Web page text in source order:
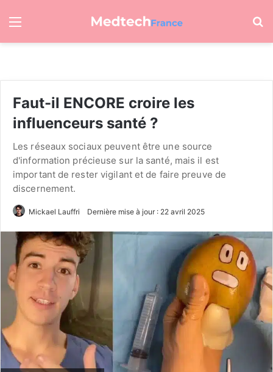
Menu
Faut-il ENCORE croire les
influenceurs santé ?
Les réseaux sociaux peuvent être une source
d'information précieuse sur la santé, mais il est
important de rester vigilant et de faire preuve de
discernement.
Mickael Lauffri Dernière mise à jour : 22 avril 2025